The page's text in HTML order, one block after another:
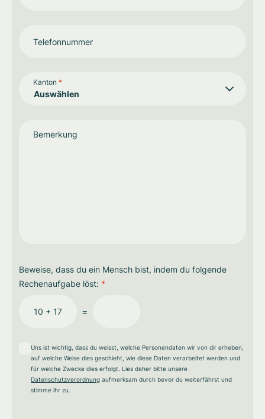
Telefonnummer
Kanton *
Bemerkung
Beweise, dass du ein Mensch bist, indem du folgende
Rechenaufgabe löst: *
10 + 17 =
Uns ist wichtig, dass du weisst, welche Personendaten wir von dir erheben,
auf welche Weise dies geschieht, wie diese Daten verarbeitet werden und
für welche Zwecke dies erfolgt. Lies daher bitte unsere
Datenschutzverordnung aufmerksam durch bevor du weiterfährst und
stimme ihr zu.